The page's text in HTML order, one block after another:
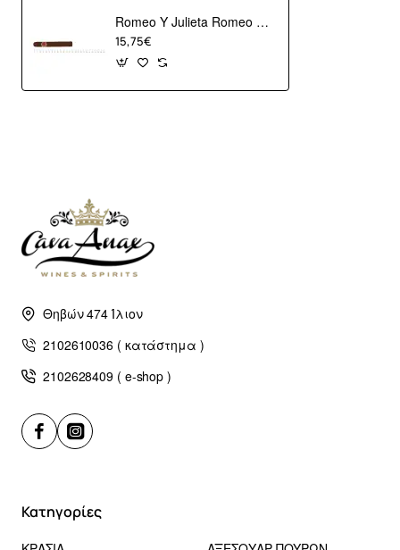
Romeo Y Julieta Romeo No.2
15,75€
Θηβών 474 Ίλιον
2102610036 ( κατάστημα )
2102628409 ( e-shop )
Κατηγορίες